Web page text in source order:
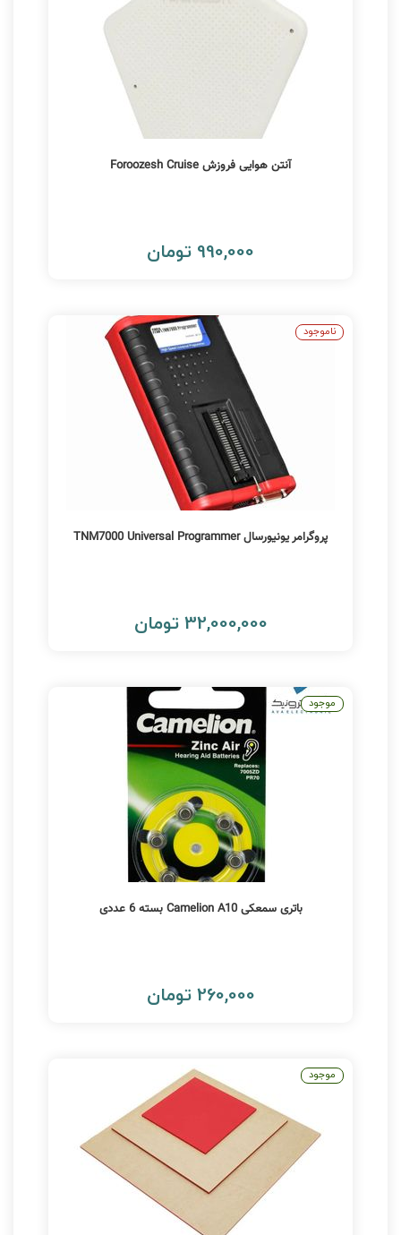
آنتن هوایی فروزش Foroozesh Cruise
990,000 تومان
پروگرامر یونیورسال TNM7000 Universal Programmer
32,000,000 تومان
ناموجود
باتری سمعکی Camelion A10 بسته 6 عددی
260,000 تومان
موجود
موجود